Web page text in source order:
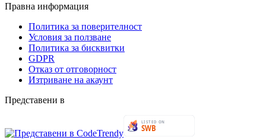
Правна информация
Политика за поверителност
Условия за ползване
Политика за бисквитки
GDPR
Отказ от отговорност
Изтриване на акаунт
Представени в